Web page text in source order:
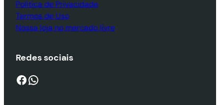
Política de Privacidade
Termos de Uso
Nossa loja no mercado livre
Redes sociais
Facebook WhatsApp